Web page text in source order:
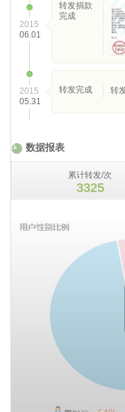
2015
06.01
转发捐款
完成
2015
05.31
转发完成 转
数据报表
累计转发/次
3325